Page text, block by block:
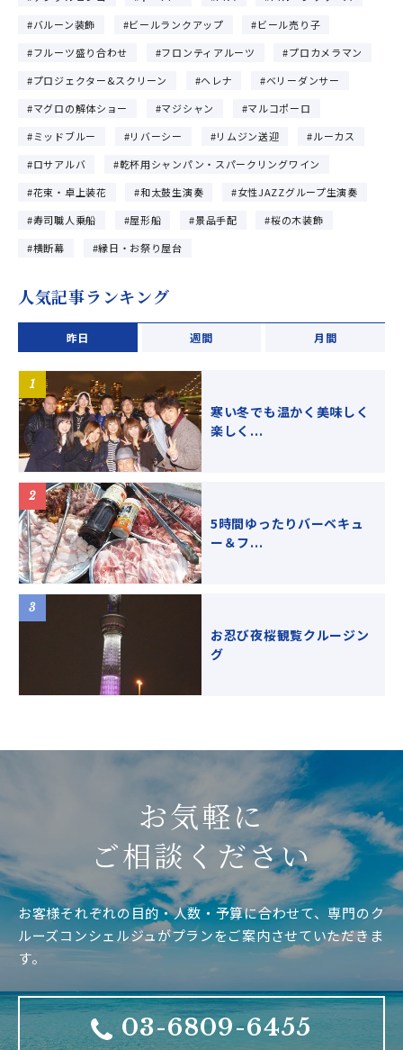
バルーン装飾
ビールランクアップ
ビール売り子
フルーツ盛り合わせ
フロンティアルーツ
プロカメラマン
プロジェクター&スクリーン
ヘレナ
ベリーダンサー
マグロの解体ショー
マジシャン
マルコポーロ
ミッドブルー
リバーシー リムジン送迎
ルーカス
ロサアルバ
乾杯用シャンパン・スパークリングワイン
花束・卓上装花
和太鼓生演奏
女性JAZZグループ生演奏
寿司職人乗船
屋形船 景品手配
桜の木装飾
横断幕
縁日・お祭り屋台
人気記事ランキング
昨日 週間 月間
寒い冬でも温かく美味しく
楽しく...
5時間ゆったりバーベキュ
ー＆フ...
お忍び夜桜観覧クルージン
グ
お気軽に
ご相談ください
お客様それぞれの目的・人数・予算に合わせて、専門のク
ルーズコンシェルジュがプランをご案内させていただきま
す。
03-6809-6455